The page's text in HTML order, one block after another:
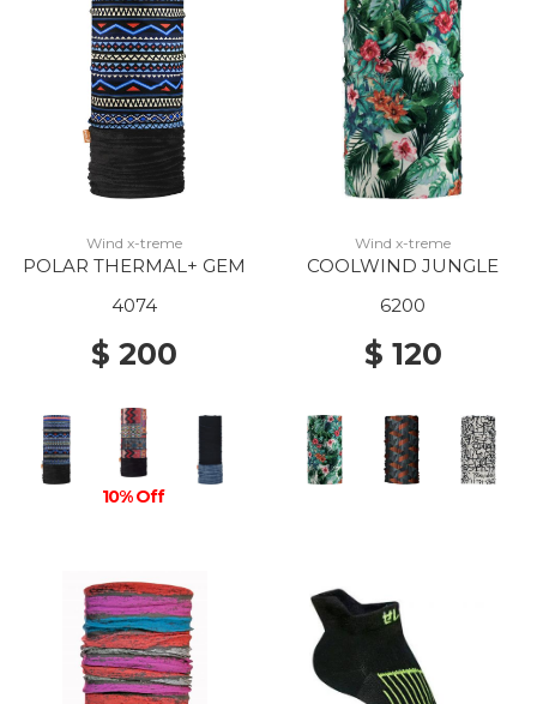
Wind x-treme
POLAR THERMAL+ GEM
4074
$ 200
10% Off
Wind x-treme
COOLWIND JUNGLE
6200
$ 120